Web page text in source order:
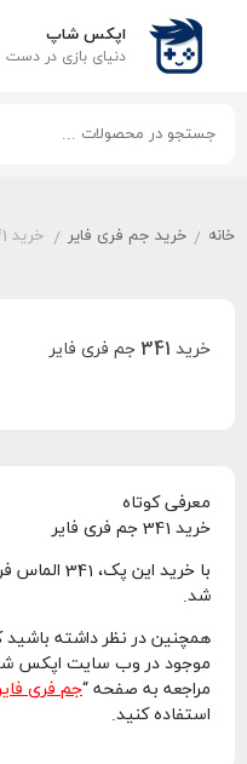
اپکس شاپ
دنیای بازی‌ در دست
خانه / خرید جم فری فایر / خرید 341 جم فری فایر
خرید 341 جم فری فایر
معرفی کوتاه
خرید 341 جم فری فایر
با خرید
شد.
همچنین در نظر داشته
موجود در وب سایت اپکس
مراجعه به صفحه “جم فری
استفاده کنید.